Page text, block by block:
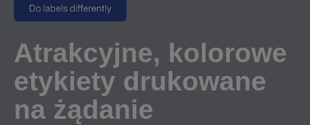
Atrakcyjne, kolorowe
etykiety drukowane
na żądanie